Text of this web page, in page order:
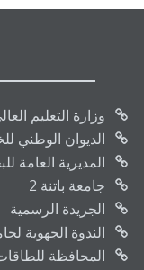
وزارة التعليم
الديوان الوطني
المديرية العامة
جامعة باتنة 2
الجريدة الرسمية
الندوة الجهوية
المحافظة